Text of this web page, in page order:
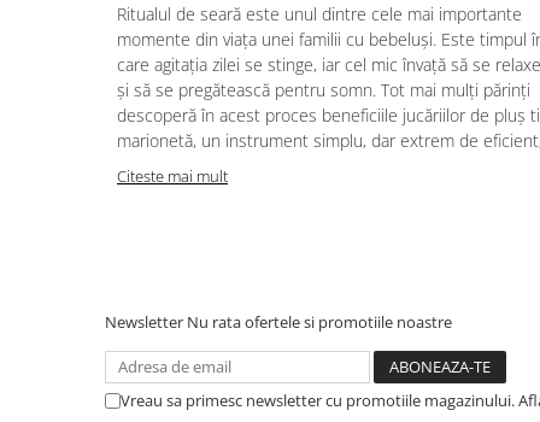
Ritualul de seară este unul dintre cele mai importante
momente din viața unei familii cu bebeluși. Este timpul
care agitația zilei se stinge, iar cel mic învață să se
și să se pregătească pentru somn. Tot mai mulți părinți
descoperă în acest proces beneficiile jucăriilor de pluș
marionetă, un instrument simplu, dar extrem de
Citeste mai mult
Newsletter Nu rata ofertele si promotiile noastre
Vreau sa primesc newsletter cu promotiile magazinului.